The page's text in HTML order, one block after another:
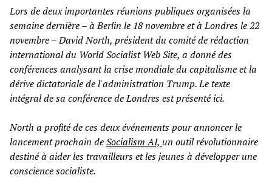
Lors de deux importantes réunions publiques organisées la
semaine dernière – à Berlin le 18 novembre et à Londres le 22
novembre – David North, président du comité de rédaction
international du World Socialist Web Site, a donné des
conférences analysant la crise mondiale du capitalisme et la
dérive dictatoriale de l'administration Trump. Le texte
intégral de sa conférence de Londres est présenté ici.
North a profité de ces deux événements pour annoncer le
lancement prochain deSocialism AI, un outil révolutionnaire
destiné à aider les travailleurs et les jeunes à développer une
conscience socialiste.